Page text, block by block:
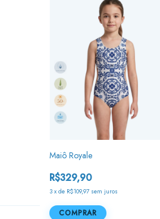
Maiô Royale
R$329,90
3 xde R$109,97 sem juros
COMPRAR